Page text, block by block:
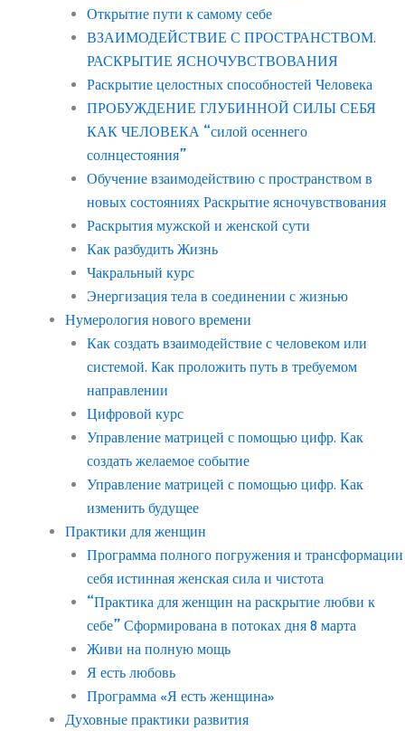
Открытие пути к самому себе
ВЗАИМОДЕЙСТВИЕ С ПРОСТРАНСТВОМ.
РАСКРЫТИЕ ЯСНОЧУВСТВОВАНИЯ
Раскрытие целостных способностей Человека
ПРОБУЖДЕНИЕ ГЛУБИННОЙ СИЛЫ СЕБЯ
КАК ЧЕЛОВЕКА “силой осеннего
солнцестояния”
Обучение взаимодействию с пространством в
новых состояниях Раскрытие ясночувствования
Раскрытия мужской и женской сути
Как разбудить Жизнь
Чакральный курс
Энергизация тела в соединении с жизнью
Нумерология нового времени
Как создать взаимодействие с человеком или
системой. Как проложить путь в требуемом
направлении
Цифровой курс
Управление матрицей с помощью цифр. Как
создать желаемое событие
Управление матрицей с помощью цифр. Как
изменить будущее
Практики для женщин
Программа полного погружения и трансформации
себя истинная женская сила и чистота
“Практика для женщин на раскрытие любви к
себе” Сформирована в потоках дня 8 марта
Живи на полную мощь
Я есть любовь
Программа «Я есть женщина»
Духовные практики развития